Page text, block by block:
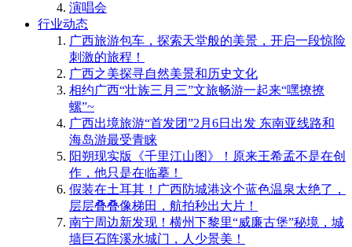
演唱会
行业动态
广西旅游包车，探索天堂般的美景，开启一段惊险
刺激的旅程！
广西之美探寻自然美景和历史文化
相约广西“壮族三月三”文旅畅游一起来“嘿撩撩
螺”~
广西出境旅游“首发团”2月6日出发 东南亚线路和
海岛游最受青睐
阳朔现实版《千里江山图》！原来王希孟不是在创
作，他只是在临摹！
​假装在土耳其！广西防城港这个蓝色温泉太绝了，
层层叠叠像梯田，航拍秒出大片！
南宁周边新发现！横州下黎里“威廉古堡”秘境，城
墙巨石阵溪水城门，人少景美！